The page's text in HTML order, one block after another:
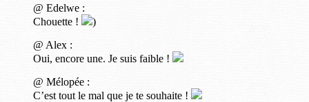
@ Edelwe :
Chouette !
)
@ Alex :
Oui, encore une. Je suis faible !
@ Mélopée :
C’est tout le mal que je te souhaite !